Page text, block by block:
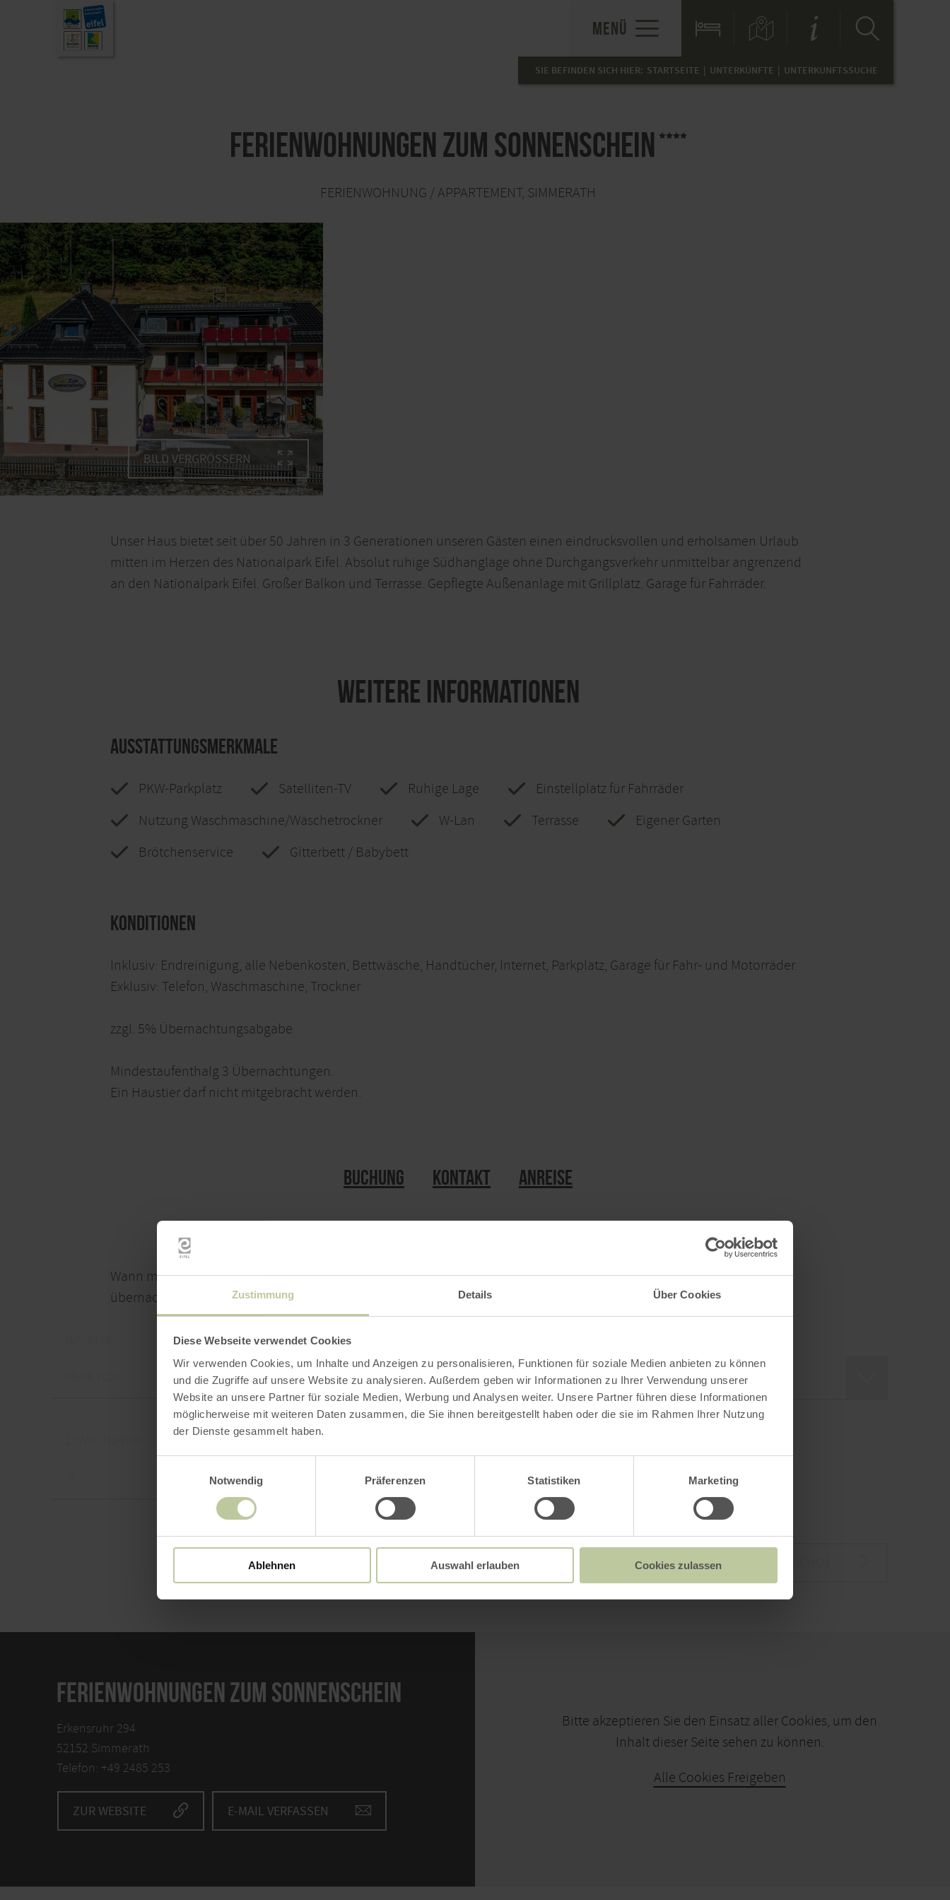
Zustimmung Details Über Cookies
Diese Webseite verwendet Cookies
Wir verwenden Cookies, um Inhalte und Anzeigen zu personalisieren, Funktionen für soziale Medien anbieten zu können
und die Zugriffe auf unsere Website zu analysieren. Außerdem geben wir Informationen zu Ihrer Verwendung unserer
Website an unsere Partner für soziale Medien, Werbung und Analysen weiter. Unsere Partner führen diese Informationen
möglicherweise mit weiteren Daten zusammen, die Sie ihnen bereitgestellt haben oder die sie im Rahmen Ihrer Nutzung
der Dienste gesammelt haben.
Notwendig
Präferenzen Statistiken Marketing
Ablehnen Auswahl erlauben Cookies zulassen
MENÜ
SIE BEFINDEN SICH HIER: STARTSEITE UNTERKÜNFTE UNTERKUNFTSSUCHE
Ferienwohnungen Zum Sonnenschein
FERIENWOHNUNG / APPARTEMENT, SIMMERATH
BILD VERGRÖSSERN
Unser Haus bietet seit über 50 Jahren in 3 Generationen unseren Gästen einen eindrucksvollen und erholsamen Urlaub
mitten im Herzen des Nationalpark Eifel. Absolut ruhige Südhanglage ohne Durchgangsverkehr unmittelbar angrenzend
an den Nationalpark Eifel. Großer Balkon und Terrasse. Gepflegte Außenanlage mit Grillplatz. Garage für Fahrräder.
Weitere Informationen
Ausstattungsmerkmale
PKW-Parkplatz Satelliten-TV Ruhige Lage
Einstellplatz für Fahrräder
Nutzung Waschmaschine/Wäschetrockner
W-Lan Terrasse
Eigener Garten
Brötchenservice
Gitterbett / Babybett
Konditionen
Inklusiv: Endreinigung, alle Nebenkosten, Bettwäsche, Handtücher, Internet, Parkplatz, Garage für Fahr- und Motorräder.
Exklusiv: Telefon, Waschmaschine, Trockner
zzgl. 5% Übernachtungsabgabe
Mindestaufenthalg 3 Übernachtungen.
Ein Haustier darf nicht mitgebracht werden.
Buchung Kontakt Anreise
Wann möchten Sie in der Unterkunft »Ferienwohnungen Zum Sonnenschein«
übernachten?
Abreise
Kinder
FERIENWOHNUNGEN ZUM SONNENSCHEIN
Erkensruhr 294
52152 Simmerath
Telefon: +49 2485 253
ZUR WEBSITE
E-MAIL VERFASSEN
Bitte akzeptieren Sie den Einsatz aller Cookies, um den
Inhalt dieser Seite sehen zu können.
Alle Cookies Freigeben